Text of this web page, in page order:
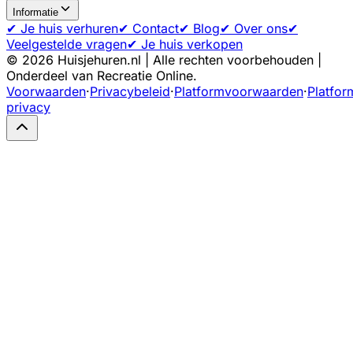
Informatie
✔ Je huis verhuren✔ Contact✔ Blog✔ Over ons✔
Veelgestelde vragen✔ Je huis verkopen
© 2026 Huisjehuren.nl | Alle rechten voorbehouden |
Onderdeel van Recreatie Online.
Voorwaarden·Privacybeleid·Platformvoorwaarden·
privacy